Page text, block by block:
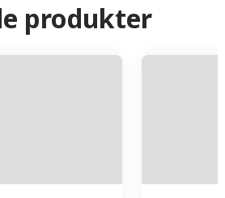
produkter